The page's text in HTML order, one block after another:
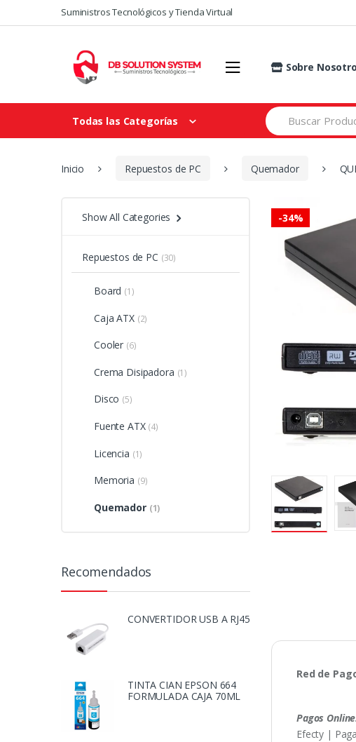
Suministros Tecnológicos y Tienda Virtual
Sobre
Todas las Categorías
Inicio Repuestos de PC Quemador
-34%
Red de
Pagos
Efecty |
Show All Categories
Repuestos de PC (30)
Board (1)
Caja ATX (2)
Cooler (6)
Crema Disipadora (1)
Disco (5)
Fuente ATX (4)
Licencia (1)
Memoria (9)
Quemador (1)
Recomendados
CONVERTIDOR USB A RJ45
TINTA CIAN EPSON 664
FORMULADA CAJA 70ML